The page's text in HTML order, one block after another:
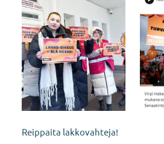
Reippaita lakkovahteja!